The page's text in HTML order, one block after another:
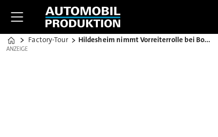
Home
Factory-Tour Hildesheim nimmt Vorreiterrolle bei Bosch ein
ANZEIGE
ANZEIGE